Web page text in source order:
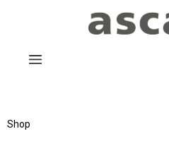
Zum Hauptinhalt springen
Shop